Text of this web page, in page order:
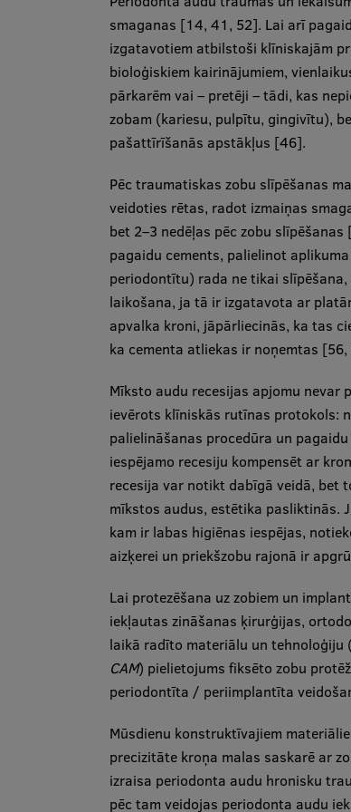
smaganas [14, 41, 52]. Lai arī
izgatavotiem atbilstoši klīniskajām
bioloģiskiem kairinājumiem,
pārkarēm vai – pretēji – tādi, kas
zobam (kariesu, pulpītu, gingivītu),
pašattīrīšanās apstākļus [46].
Pēc traumatiskas zobu slīpēšanas
veidoties rētas, radot izmaiņas
bet 2–3 nedēļas pēc zobu
pagaidu cements, palielinot
periodontītu) rada ne tikai
laikošana, ja tā ir izgatavota ar
apvalka kroni, jāpārliecinās, ka tas
ka cementa atliekas ir noņemtas
Mīksto audu recesijas apjomu
ievērots klīniskās rutīnas protokols:
palielināšanas procedūra un
iespējamo recesiju kompensēt ar
recesija var notikt dabīgā veidā, bet
mīkstos audus, estētika pasliktinās.
kam ir labas higiēnas iespējas,
aizķerei un priekšzobu rajonā ir
Lai protezēšana uz zobiem un
iekļautas zināšanas ķirurģijas,
laikā radīto materiālu un tehnoloģiju
CAM) pielietojums fiksēto zobu
periodontīta / periimplantīta
Mūsdienu konstruktīvajiem
precizitāte kroņa malas saskarē ar
izraisa periodonta audu hronisku
pēc tam veidojas periodonta audu